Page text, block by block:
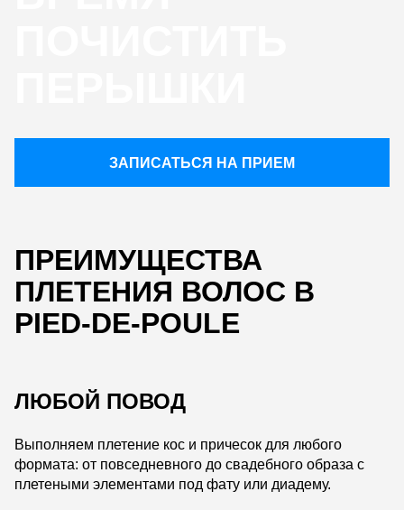
ЗАПИСАТЬСЯ НА ПРИЕМ
ПРЕИМУЩЕСТВА
ПЛЕТЕНИЯ ВОЛОС В
PIED-DE-POULE
ЛЮБОЙ ПОВОД
Выполняем плетение кос и причесок для любого
формата: от повседневного до свадебного образа с
плетеными элементами под фату или диадему.